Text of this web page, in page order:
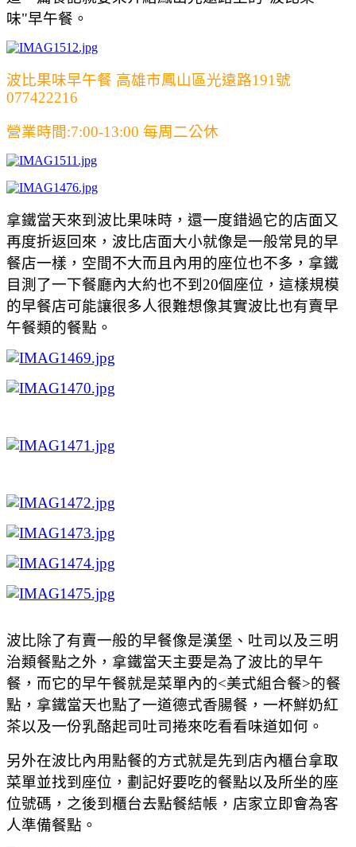
味"早午餐。
波比果味早午餐 高雄市鳳山區光遠路191號
077422216
營業時間:7:00-13:00 每周二公休
拿鐵當天來到波比果味時，還一度錯過它的店面又
再度折返回來，波比店面大小就像是一般常見的早
餐店一樣，空間不大而且內用的座位也不多，拿鐵
目測了一下餐廳內大約也不到20個座位，這樣規模
的早餐店可能讓很多人很難想像其實波比也有賣早
午餐類的餐點。
波比除了有賣一般的早餐像是漢堡、吐司以及三明
治類餐點之外，拿鐵當天主要是為了波比的早午
餐，而它的早午餐就是菜單內的<美式組合餐>的餐
點，拿鐵當天也點了一道德式香腸餐，一杯鮮奶紅
茶以及一份乳酪起司吐司捲來吃看看味道如何。
另外在波比內用點餐的方式就是先到店內櫃台拿取
菜單並找到座位，劃記好要吃的餐點以及所坐的座
位號碼，之後到櫃台去點餐結帳，店家立即會為客
人準備餐點。